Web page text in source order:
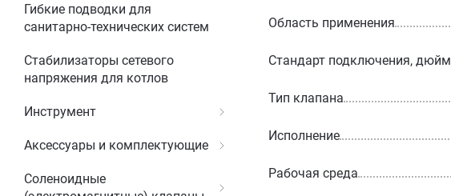
Гибкие подводки для
санитарно-технических систем
Стабилизаторы сетевого
напряжения для котлов
Инструмент
Аксессуары и комплектующие
Соленоидные
Область применения
Стандарт подключения, дюйм
Тип клапана
Исполнение
Рабочая среда